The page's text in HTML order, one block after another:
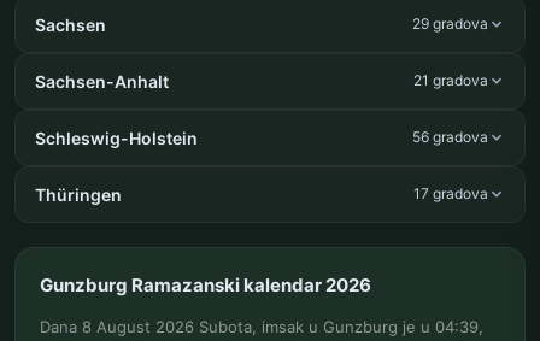
Sachsen 29 gradova
Sachsen-Anhalt 21 gradova
Schleswig-Holstein 56 gradova
Thüringen 17 gradova
Gunzburg Ramazanski kalendar 2026
Dana 8 August 2026 Subota, imsak u Gunzburg je u 04:39,